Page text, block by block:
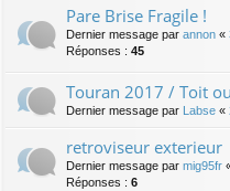
Pare Brise Fragile !
Dernier message par annon «
Réponses : 45
Touran 2017 / Toit
Dernier message par Labse «
retroviseur exterieur
Dernier message par mig95fr
Réponses : 6